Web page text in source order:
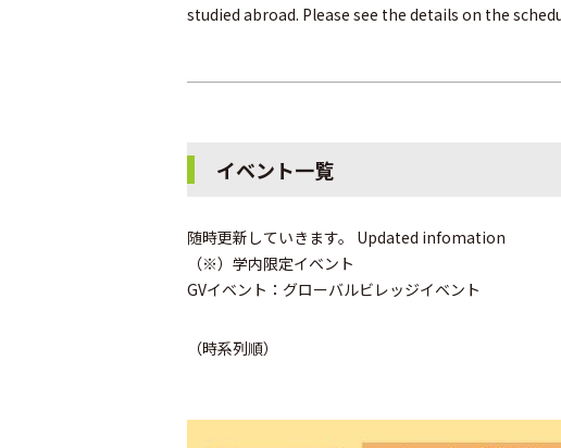
studied abroad. Please see the details on the
イベント一覧
随時更新していきます。 Updated infomation
（※）学内限定イベント
GVイベント：グローバルビレッジイベント
（時系列順）